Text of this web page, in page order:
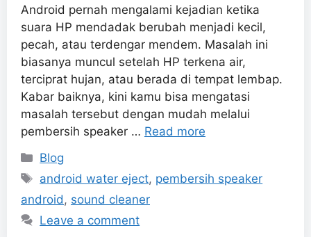
Android pernah mengalami kejadian ketika
suara HP mendadak berubah menjadi kecil,
pecah, atau terdengar mendem. Masalah ini
biasanya muncul setelah HP terkena air,
terciprat hujan, atau berada di tempat lembap.
Kabar baiknya, kini kamu bisa mengatasi
masalah tersebut dengan mudah melalui
pembersih speaker … Read more
Categories
Blog
Tags
android water eject, pembersih speaker
android , sound cleaner
Leave a comment